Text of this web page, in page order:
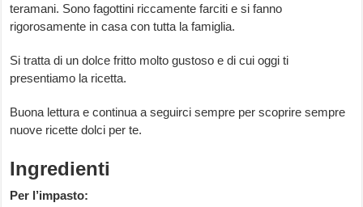
teramani. Sono fagottini riccamente farciti e si fanno
rigorosamente in casa con tutta la famiglia.
Si tratta di un dolce fritto molto gustoso e di cui oggi ti
presentiamo la ricetta.
Buona lettura e continua a seguirci sempre per scoprire sempre
nuove ricette dolci per te.
Ingredienti
Per l’impasto: